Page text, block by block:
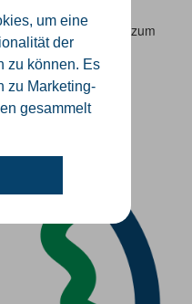
um eine
der
zu können. Es
zu Marketing-
gesammelt
der
sowie Angaben zum